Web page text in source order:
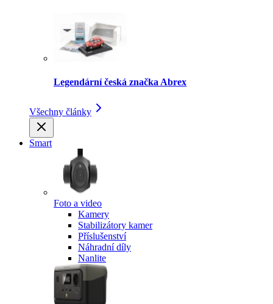
Legendární česká značka Abrex
Všechny články
Smart
Foto a video
Kamery
Stabilizátory kamer
Příslušenství
Náhradní díly
Nanlite